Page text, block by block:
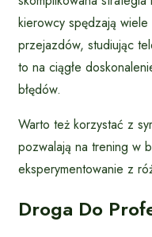
kierowcy spędzają
przejazdów, studiując
to na ciągłe
błędów.
Warto też korzystać z
pozwalają na trening w
eksperymentowanie z
Droga Do